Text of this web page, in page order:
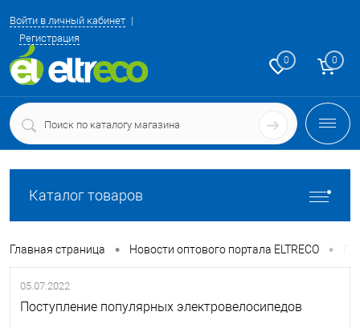
Войти в личный кабинет
Регистрация
0 0
Каталог товаров
Главная страница • Новости оптового портала ELTRECO •
05.07.2022
Поступление популярных электровелосипедов